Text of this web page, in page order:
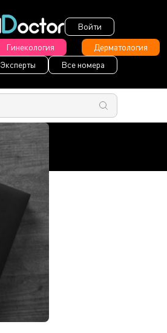
Войти
Гинекология Дерматология
Эксперты Все номера